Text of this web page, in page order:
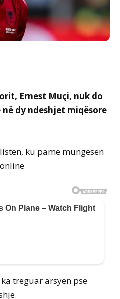
Ernest Muçi, nuk do
dy ndeshjet miqësore
ku pamë mungesën
treguar arsyen pse